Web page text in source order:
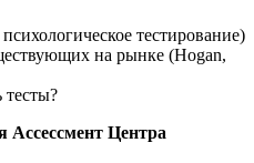
тестирование)
на рынке (Hogan,
тесты?
Ассессмент Центра